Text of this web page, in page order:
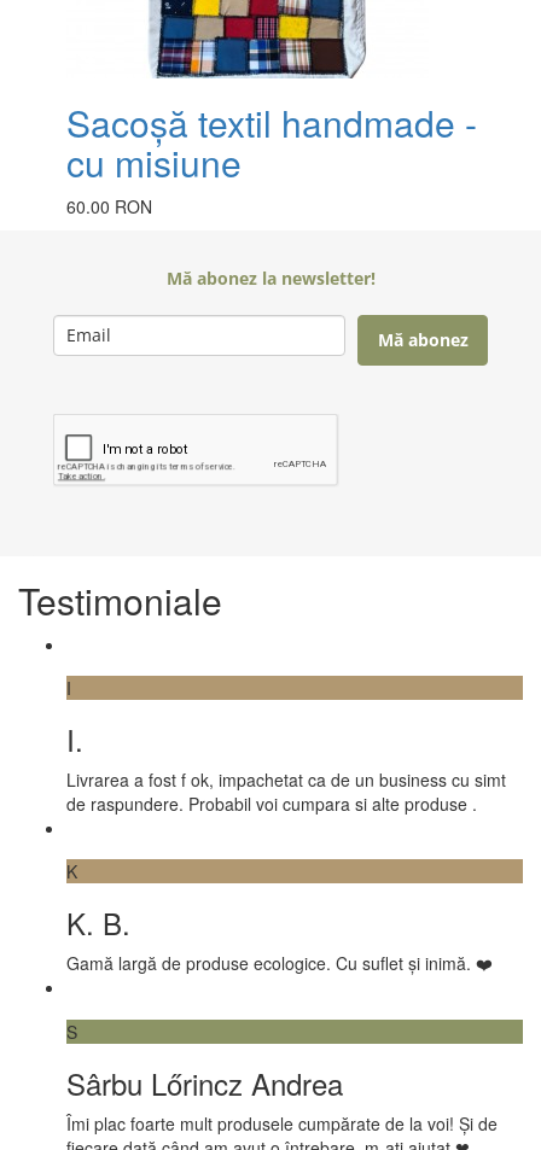
Sacoșă textil handmade -
cu misiune
60.00 RON
Mă abonez la newsletter!
Mă abonez
Testimoniale
I
I.
Livrarea a fost f ok, impachetat ca de un business cu simt
de raspundere. Probabil voi cumpara si alte produse .
K
K. B.
Gamă largă de produse ecologice. Cu suflet și inimă. ❤️
S
Sârbu Lőrincz Andrea
Îmi plac foarte mult produsele cumpărate de la voi! Și de